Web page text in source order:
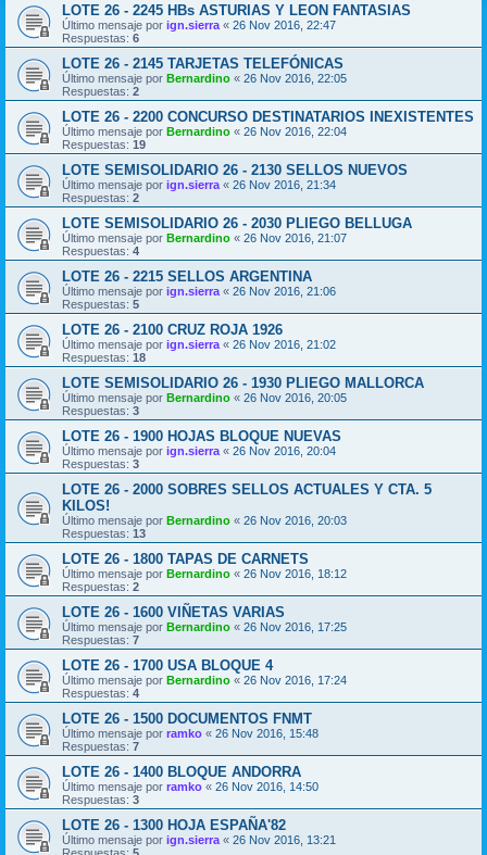
LOTE 26 - 2245 HBs ASTURIAS Y LEON FANTASIAS
Último mensaje por ign.sierra « 26 Nov 2016, 22:47
Respuestas: 6
LOTE 26 - 2145 TARJETAS TELEFÓNICAS
Último mensaje por Bernardino « 26 Nov 2016, 22:05
Respuestas: 2
LOTE 26 - 2200 CONCURSO DESTINATARIOS INEXISTENTES
Último mensaje por Bernardino « 26 Nov 2016, 22:04
Respuestas: 19
LOTE SEMISOLIDARIO 26 - 2130 SELLOS NUEVOS
Último mensaje por ign.sierra « 26 Nov 2016, 21:34
Respuestas: 2
LOTE SEMISOLIDARIO 26 - 2030 PLIEGO BELLUGA
Último mensaje por Bernardino « 26 Nov 2016, 21:07
Respuestas: 4
LOTE 26 - 2215 SELLOS ARGENTINA
Último mensaje por ign.sierra « 26 Nov 2016, 21:06
Respuestas: 5
LOTE 26 - 2100 CRUZ ROJA 1926
Último mensaje por ign.sierra « 26 Nov 2016, 21:02
Respuestas: 18
LOTE SEMISOLIDARIO 26 - 1930 PLIEGO MALLORCA
Último mensaje por Bernardino « 26 Nov 2016, 20:05
Respuestas: 3
LOTE 26 - 1900 HOJAS BLOQUE NUEVAS
Último mensaje por ign.sierra « 26 Nov 2016, 20:04
Respuestas: 3
LOTE 26 - 2000 SOBRES SELLOS ACTUALES Y CTA. 5
KILOS!
Último mensaje por Bernardino « 26 Nov 2016, 20:03
Respuestas: 13
LOTE 26 - 1800 TAPAS DE CARNETS
Último mensaje por Bernardino « 26 Nov 2016, 18:12
Respuestas: 2
LOTE 26 - 1600 VIÑETAS VARIAS
Último mensaje por Bernardino « 26 Nov 2016, 17:25
Respuestas: 7
LOTE 26 - 1700 USA BLOQUE 4
Último mensaje por Bernardino « 26 Nov 2016, 17:24
Respuestas: 4
LOTE 26 - 1500 DOCUMENTOS FNMT
Último mensaje por ramko « 26 Nov 2016, 15:48
Respuestas: 7
LOTE 26 - 1400 BLOQUE ANDORRA
Último mensaje por ramko « 26 Nov 2016, 14:50
Respuestas: 3
LOTE 26 - 1300 HOJA ESPAÑA'82
Último mensaje por ign.sierra « 26 Nov 2016, 13:21